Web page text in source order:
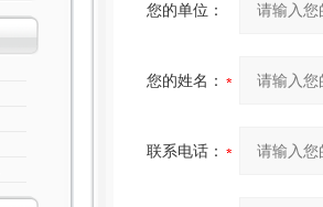
您的单位：
您的姓名：
联系电话：